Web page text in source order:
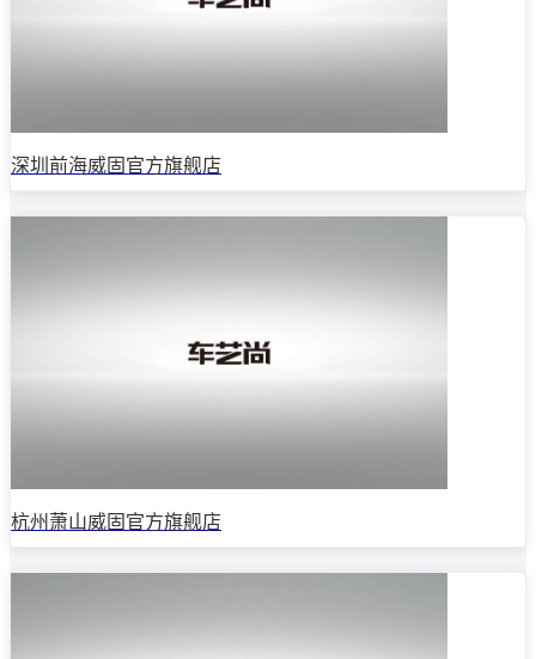
深圳前海威固官方旗舰店
杭州萧山威固官方旗舰店